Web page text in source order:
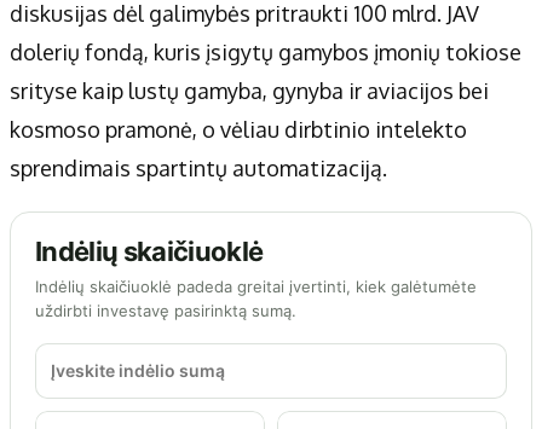
diskusijas dėl galimybės pritraukti 100 mlrd. JAV
dolerių fondą, kuris įsigytų gamybos įmonių tokiose
srityse kaip lustų gamyba, gynyba ir aviacijos bei
kosmoso pramonė, o vėliau dirbtinio intelekto
sprendimais spartintų automatizaciją.